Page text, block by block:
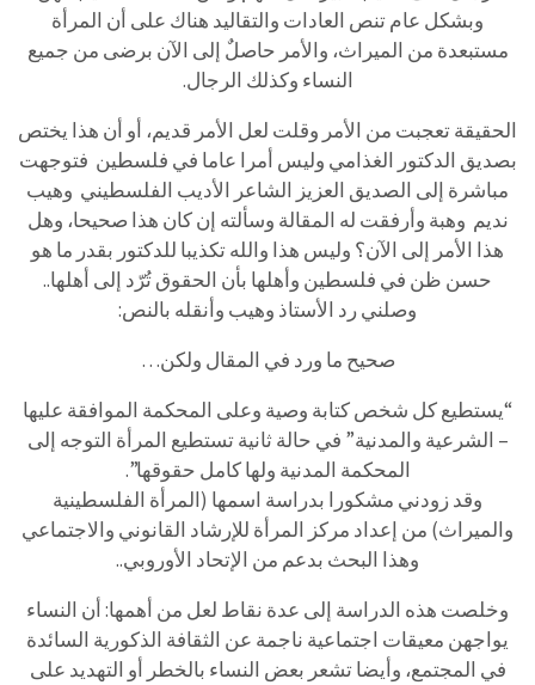
وبشكل عام تنص العادات والتقاليد هناك على أن المرأة
مستبعدة من الميراث، والأمر حاصلٌ إلى الآن برضى من جميع
النساء وكذلك الرجال.
الحقيقة تعجبت من الأمر وقلت لعل الأمر قديم، أو أن هذا يختص
بصديق الدكتور الغذامي وليس أمرا عاما في فلسطين فتوجهت
مباشرة إلى الصديق العزيز الشاعر الأديب الفلسطيني وهيب
نديم وهبة وأرفقت له المقالة وسألته إن كان هذا صحيحا، وهل
هذا الأمر إلى الآن؟ وليس هذا والله تكذيبا للدكتور بقدر ما هو
حسن ظن في فلسطين وأهلها بأن الحقوق تُرّد إلى أهلها..
وصلني رد الأستاذ وهيب وأنقله بالنص:
صحيح ما ورد في المقال ولكن…
“يستطيع كل شخص كتابة وصية وعلى المحكمة الموافقة عليها
– الشرعية والمدنية” في حالة ثانية تستطيع المرأة التوجه إلى
المحكمة المدنية ولها كامل حقوقها”.
وقد زودني مشكورا بدراسة اسمها (المرأة الفلسطينية
والميراث) من إعداد مركز المرأة للإرشاد القانوني والاجتماعي
وهذا البحث بدعم من الإتحاد الأوروبي..
وخلصت هذه الدراسة إلى عدة نقاط لعل من أهمها: أن النساء
يواجهن معيقات اجتماعية ناجمة عن الثقافة الذكورية السائدة
في المجتمع، وأيضا تشعر بعض النساء بالخطر أو التهديد على